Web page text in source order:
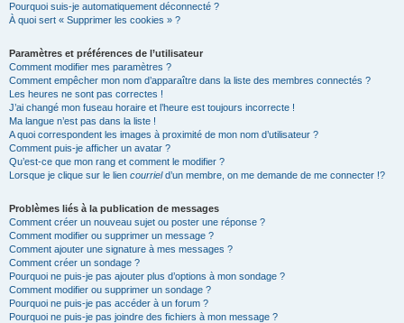
Pourquoi suis-je automatiquement déconnecté ?
À quoi sert « Supprimer les cookies » ?
Paramètres et préférences de l’utilisateur
Comment modifier mes paramètres ?
Comment empêcher mon nom d’apparaître dans la liste des membres connectés ?
Les heures ne sont pas correctes !
J’ai changé mon fuseau horaire et l’heure est toujours incorrecte !
Ma langue n’est pas dans la liste !
A quoi correspondent les images à proximité de mon nom d’utilisateur ?
Comment puis-je afficher un avatar ?
Qu’est-ce que mon rang et comment le modifier ?
Lorsque je clique sur le lien courrield’un membre, on me demande de me connecter !?
Problèmes liés à la publication de messages
Comment créer un nouveau sujet ou poster une réponse ?
Comment modifier ou supprimer un message ?
Comment ajouter une signature à mes messages ?
Comment créer un sondage ?
Pourquoi ne puis-je pas ajouter plus d’options à mon sondage ?
Comment modifier ou supprimer un sondage ?
Pourquoi ne puis-je pas accéder à un forum ?
Pourquoi ne puis-je pas joindre des fichiers à mon message ?